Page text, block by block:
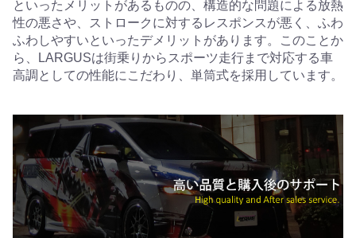
といったメリットがあるものの、構造的な問題による放熱
性の悪さや、ストロークに対するレスポンスが悪く、ふわ
ふわしやすいといったデメリットがあります。このことか
ら、LARGUSは街乗りからスポーツ走行まで対応する車
高調としての性能にこだわり、単筒式を採用しています。